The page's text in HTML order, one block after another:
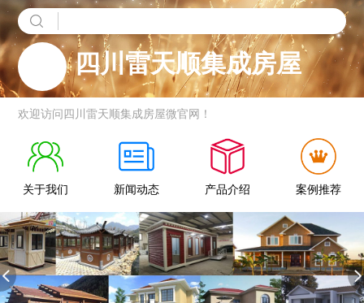
四川雷天顺集成房屋
欢迎访问四川雷天顺集成房屋微官网！
关于我们 新闻动态 产品介绍 案例推荐